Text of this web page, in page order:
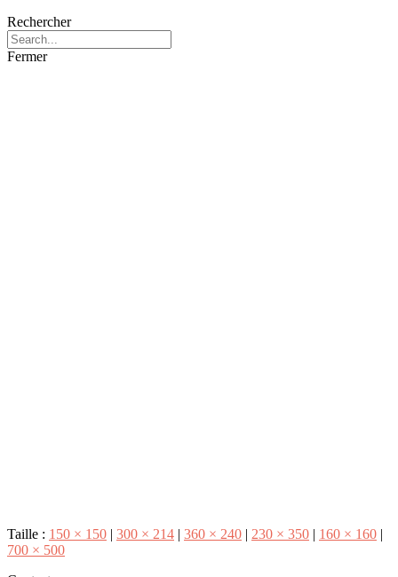
Rechercher
Fermer
Taille : 150 × 150 | 300 × 214 | 360 × 240 | 230 × 350 | 160 × 160 |
700 × 500